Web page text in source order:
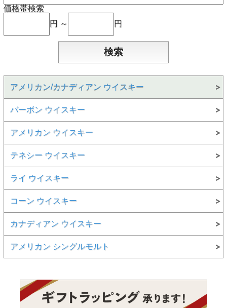
価格帯検索
円 ～
円
アメリカン/カナディアン ウイスキー
バーボン ウイスキー
アメリカン ウイスキー
テネシー ウイスキー
ライ ウイスキー
コーン ウイスキー
カナディアン ウイスキー
アメリカン シングルモルト